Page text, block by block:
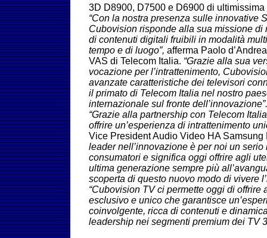
3D D8900, D7500 e D6900 di
“Con la nostra presenza sulle innovative
Cubovision risponde alla sua missione di
di contenuti digitali fruibili in modalità
tempo e di luogo”, afferma Paolo
VAS di Telecom Italia. “Grazie alla sua
vocazione per l’intrattenimento,
avanzate caratteristiche dei televisori
il primato di Telecom Italia nel nostro
internazionale sul fronte dell’innovazione”.
“Grazie alla partnership con Telecom
offrire un’esperienza di intrattenimento
Vice President Audio Video HA Samsung
leader nell’innovazione è per noi un
consumatori e significa oggi offrire agli
ultima generazione sempre più
scoperta di questo nuovo modo di vivere
“Cubovision TV ci permette oggi di offrire
esclusivo e unico che garantisce
coinvolgente, ricca di contenuti e
leadership nei segmenti premium dei TV